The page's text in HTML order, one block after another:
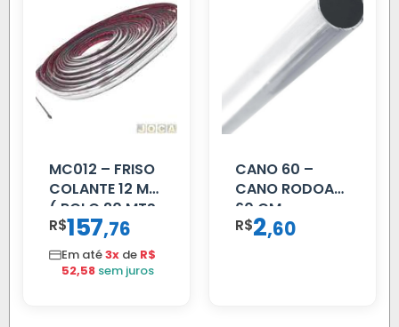
MC012 – FRISO
COLANTE 12 MM
( ROLO 20 MTS
)
R$157,76
Em até3x de R$
52,58 sem juros
CANO 60 –
CANO RODOAR
60 CM
R$2,60